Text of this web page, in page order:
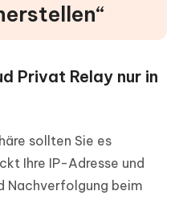
Privat Relay nur in
sollten Sie es
Ihre IP-Adresse und
Nachverfolgung beim